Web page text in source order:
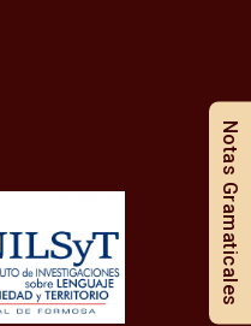
Notas Gramaticales